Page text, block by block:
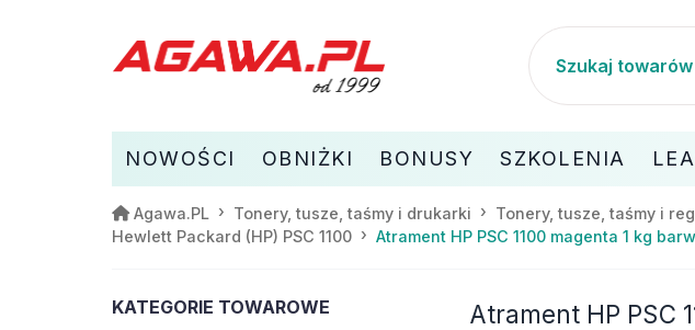
NOWOŚCI OBNIŻKI BONUSY SZKOLENIA
Agawa.PL Tonery, tusze, taśmy i drukarki Tonery, tusze, taśmy i
Hewlett Packard (HP) PSC 1100
Atrament HP PSC 1100 magenta 1 kg
KATEGORIE TOWAROWE Atrament HP PSC